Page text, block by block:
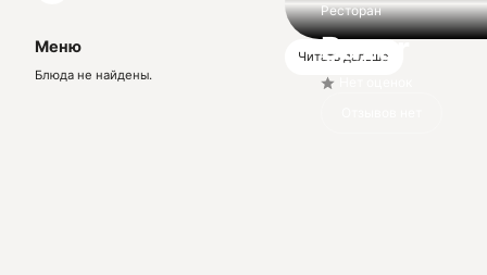
Меню
Блюда не найдены.
Ресторан
Bazar
Читать дальше